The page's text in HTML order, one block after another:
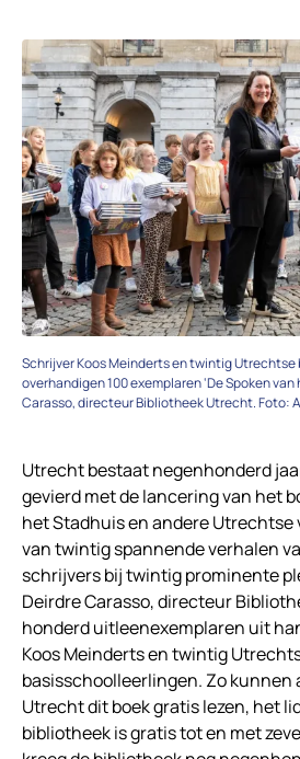
Schrijver Koos Meinderts en twintig
overhandigen 100 exemplaren ‘De Spoken
Carasso, directeur Bibliotheek Utrecht. Foto:
Utrecht bestaat negenhonderd
gevierd met de lancering van het
het Stadhuis en andere Utrechtse
van twintig spannende verhalen
schrijvers bij twintig prominente
Deirdre Carasso, directeur
honderd uitleenexemplaren uit
Koos Meinderts en twintig
basisschoolleerlingen. Zo kunnen
Utrecht dit boek gratis lezen, het
bibliotheek is gratis tot en met